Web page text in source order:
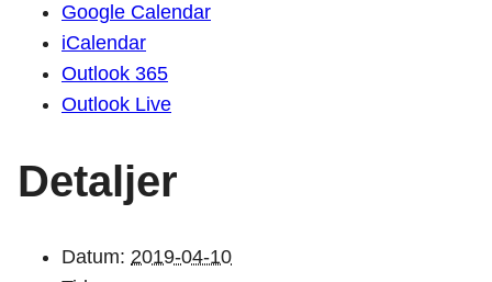
Google Calendar
iCalendar
Outlook 365
Outlook Live
Detaljer
Datum: 2019-04-10